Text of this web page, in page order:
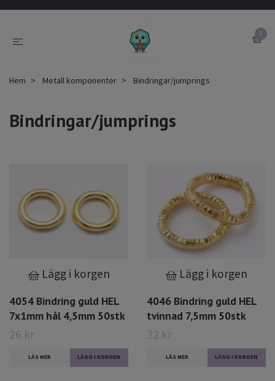
0
Hem Metall komponenter Bindringar/jumprings
Bindringar/jumprings
Lägg i korgen
4054 Bindring guld HEL
7x1mm hål 4,5mm 50stk
26 kr
LÄS MER
Lägg i korgen
4046 Bindring guld HEL
tvinnad 7,5mm 50stk
32 kr
LÄS MER